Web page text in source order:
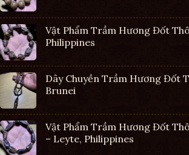
Vật Phẩm Trầm Hương Đốt
Philippines
Dây Chuyền Trầm Hương Đốt
Brunei
Vật Phẩm Trầm Hương Đốt
– Leyte, Philippines